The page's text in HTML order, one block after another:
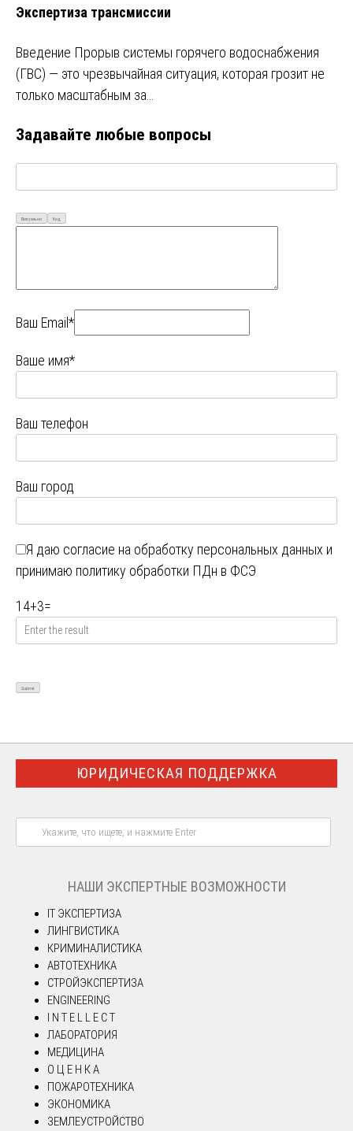
Экспертиза трансмиссии
Введение Прорыв системы горячего водоснабжения
(ГВС) — это чрезвычайная ситуация, которая грозит не
только масштабным за…
Задавайте любые вопросы
Визуально Код
Ваш Email*
Ваше имя*
Ваш телефон
Ваш город
Я даю согласие на обработку персональных данных и
принимаю политику обработки ПДн в ФСЭ
14+3=
ЮРИДИЧЕСКАЯ ПОДДЕРЖКА
НАШИ ЭКСПЕРТНЫЕ ВОЗМОЖНОСТИ
IT ЭКСПЕРТИЗА
ЛИНГВИСТИКА
КРИМИНАЛИСТИКА
АВТОТЕХНИКА
СТРОЙЭКСПЕРТИЗА
ENGINEERING
I N T E L L E C T
ЛАБОРАТОРИЯ
МЕДИЦИНА
О Ц Е Н К А
ПОЖАРОТЕХНИКА
ЭКОНОМИКА
ЗЕМЛЕУСТРОЙСТВО